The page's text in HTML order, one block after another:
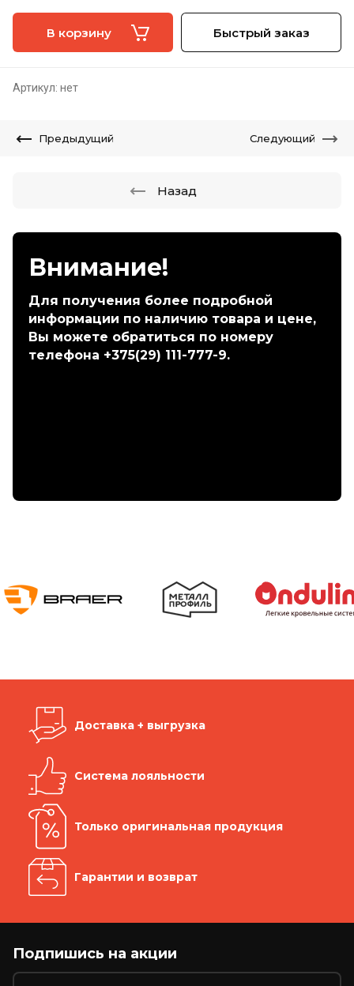
Внимание!
Для получения более подробной
информации по наличию товара и цене,
Вы можете обратиться по номеру
телефона +375(29) 111-777-9.
В корзину Быстрый заказ
Артикул: нет
Предыдущий Следующий
Назад
Доставка + выгрузка
Система лояльности
Только оригинальная продукция
Гарантии и возврат
Подпишись на акции